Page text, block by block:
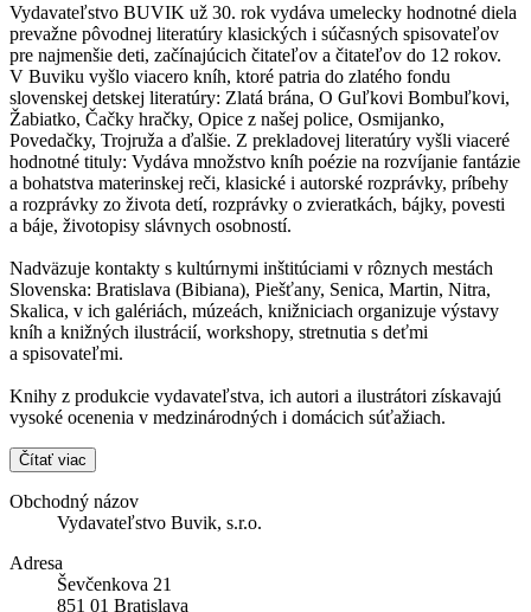
Vydavateľstvo BUVIK už 30. rok vydáva umelecky hodnotné diela
prevažne pôvodnej literatúry klasických i súčasných spisovateľov
pre najmenšie deti, začínajúcich čitateľov a čitateľov do 12 rokov.
V Buviku vyšlo viacero kníh, ktoré patria do zlatého fondu
slovenskej detskej literatúry: Zlatá brána, O Guľkovi Bombuľkovi,
Žabiatko, Čačky hračky, Opice z našej police, Osmijanko,
Povedačky, Trojruža a ďalšie. Z prekladovej literatúry vyšli viaceré
hodnotné tituly: Vydáva množstvo kníh poézie na rozvíjanie fantázie
a bohatstva materinskej reči, klasické i autorské rozprávky, príbehy
a rozprávky zo života detí, rozprávky o zvieratkách, bájky, povesti
a báje, životopisy slávnych osobností.
Nadväzuje kontakty s kultúrnymi inštitúciami v rôznych mestách
Slovenska: Bratislava (Bibiana), Piešťany, Senica, Martin, Nitra,
Skalica, v ich galériách, múzeách, knižniciach organizuje výstavy
kníh a knižných ilustrácií, workshopy, stretnutia s deťmi
a spisovateľmi.
Knihy z produkcie vydavateľstva, ich autori a ilustrátori získavajú
vysoké ocenenia v medzinárodných i domácich súťažiach.
Čítať viac
Obchodný názov
Vydavateľstvo Buvik, s.r.o.
Adresa
Ševčenkova 21
851 01 Bratislava